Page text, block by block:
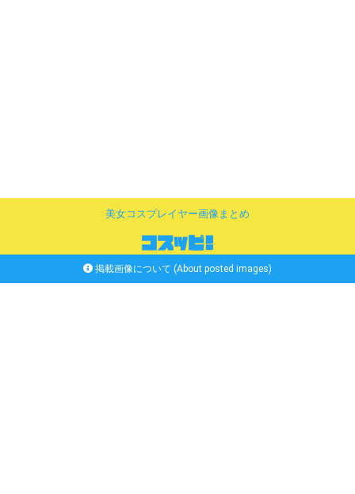
美女コスプレイヤー画像まとめ
掲載画像について (About posted images)